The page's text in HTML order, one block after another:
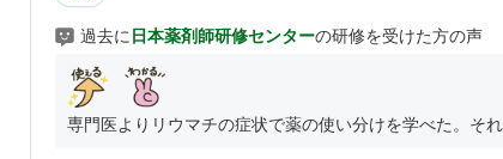
過去に 日本薬剤師研修センターの研修を受けた方の声
専門医よりリウマチの症状で薬の使い分けを学べた。そ